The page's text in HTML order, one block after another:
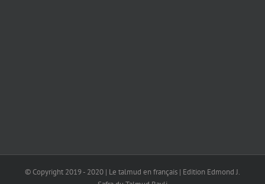
© Copyright 2019 - 2020 | Le talmud en français | Edition Edmond J.